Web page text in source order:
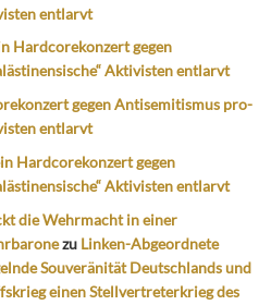
entlarvt
Hardcorekonzert gegen
Aktivisten entlarvt
gegen Antisemitismus pro-
entlarvt
Hardcorekonzert gegen
Aktivisten entlarvt
die Wehrmacht in einer
zu Linken-Abgeordnete
Souveränität Deutschlands und
einen Stellvertreterkrieg des